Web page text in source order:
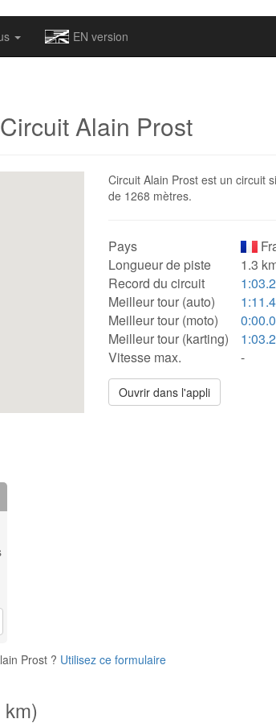
EN version
Circuit Alain Prost
Circuit Alain Prost est un circuit
de 1268 mètres.
Pays
Longueur de piste
1.3
Record du circuit
Meilleur tour (auto)
Meilleur tour (moto)
Meilleur tour (karting)
Vitesse max.
-
Ouvrir dans l'appli
Prost ? Utilisez ce formulaire